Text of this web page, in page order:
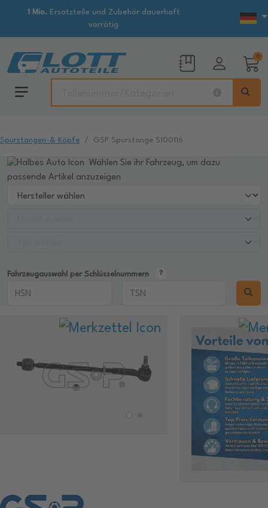
1 Mio.Ersatzteile und Zubehör dauerhaft
vorrätig
0
Spurstangen-& Köpfe GSP Spurstange S100116
Wählen Sie ihr Fahrzeug, um dazu
passende Artikel anzuzeigen
Fahrzeugauswahl per Schlüsselnummern